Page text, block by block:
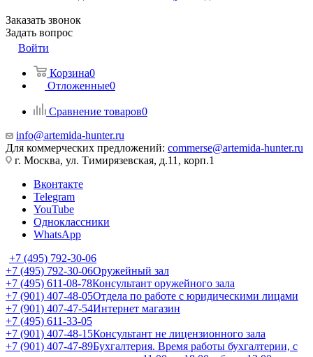
Заказать звонок
Задать вопрос
Войти
Корзина0
Отложенные0
Сравнение товаров0
info@artemida-hunter.ru
Для коммерческих предложений: commerse@artemida-hunter.ru
г. Москва, ул. Тимирязевская, д.11, корп.1
Вконтакте
Telegram
YouTube
Одноклассники
WhatsApp
+7 (495) 792-30-06
+7 (495) 792-30-06Оружейный зал
+7 (495) 611-08-78Консультант оружейного зала
+7 (901) 407-48-05Отдела по работе с юридическими лицами
+7 (901) 407-47-54Интернет магазин
+7 (495) 611-33-05
+7 (901) 407-48-15Консультант не лицензионного зала
+7 (901) 407-47-89Бухгалтерия. Время работы бухгалтерии, с